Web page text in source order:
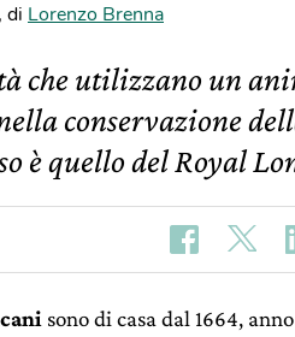
, di Lorenzo Brenna
che utilizzano un
conservazione
è quello del Royal
sono di casa dal 1664,